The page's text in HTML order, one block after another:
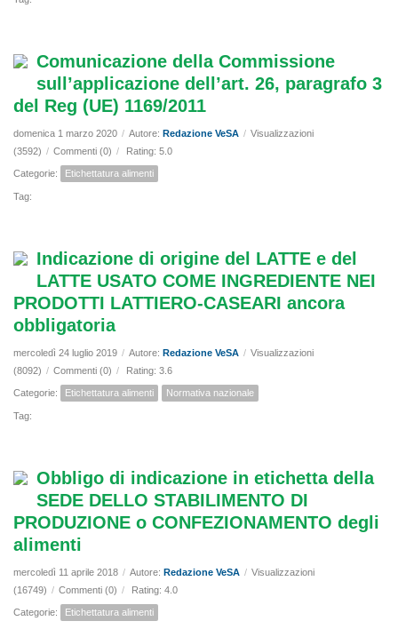
Comunicazione della Commissione
sull’applicazione dell’art. 26, paragrafo 3
del Reg (UE) 1169/2011
domenica 1 marzo 2020 / Autore: Redazione VeSA / Visualizzazioni
(3592) / Commenti (0) / Rating: 5.0
Categorie: Etichettatura alimenti
Tag:
Indicazione di origine del LATTE e del
LATTE USATO COME INGREDIENTE NEI
PRODOTTI LATTIERO-CASEARI ancora
obbligatoria
mercoledì 24 luglio 2019 / Autore: Redazione VeSA / Visualizzazioni
(8092) / Commenti (0) / Rating: 3.6
Categorie: Etichettatura alimenti Normativa nazionale
Tag:
Obbligo di indicazione in etichetta della
SEDE DELLO STABILIMENTO DI
PRODUZIONE o CONFEZIONAMENTO degli
alimenti
mercoledì 11 aprile 2018 / Autore: Redazione VeSA / Visualizzazioni
(16749) / Commenti (0) / Rating: 4.0
Categorie: Etichettatura alimenti